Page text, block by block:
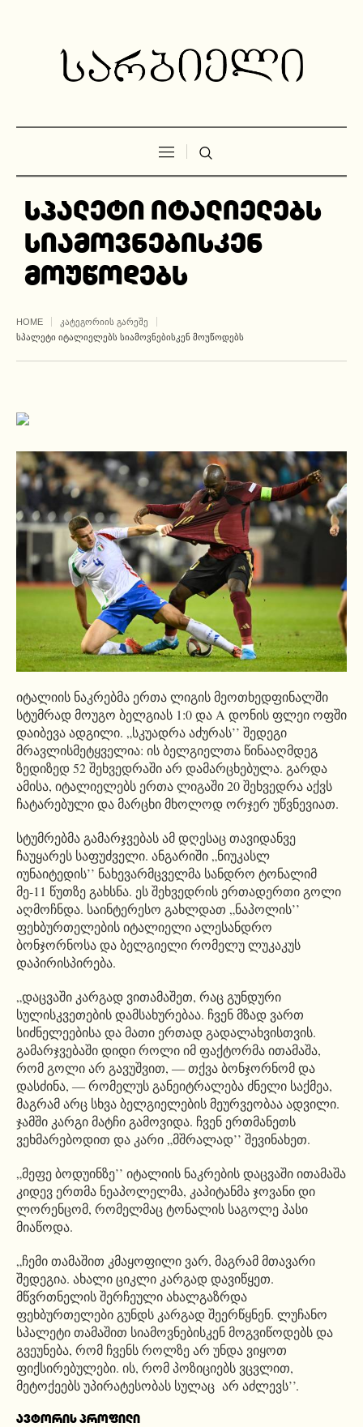
სპალეტი იტალიელებს
სიამოვნებისკენ
მოუწოდებს
HOME
ᲙᲐᲢᲔᲒᲝᲠᲘᲘᲡ ᲒᲐᲠᲔᲨᲔ
ᲡᲞᲐᲚᲔᲢᲘ ᲘᲢᲐᲚᲘᲔᲚᲔᲑᲡ ᲡᲘᲐᲛᲝᲕᲜᲔᲑᲘᲡᲙᲔᲜ ᲛᲝᲣᲬᲝᲓᲔᲑᲡ
იტალიის ნაკრებმა ერთა ლიგის მეოთხედფინალში
სტუმრად მოუგო ბელგიას 1:0 და A დონის ფლეი ოფში
დაიბევა ადგილი. „სკუადრა აძურას’’ შედეგი
მრავლისმეტყველია: ის ბელგიელთა წინააღმდეგ
ზედიზედ 52 შეხვედრაში არ დამარცხებულა. გარდა
ამისა, იტალიელებს ერთა ლიგაში 20 შეხვედრა აქვს
ჩატარებული და მარცხი მხოლოდ ორჯერ უწვნევიათ.
სტუმრებმა გამარჯვებას ამ დღესაც თავიდანვე
ჩაუყარეს საფუძველი. ანგარიში „ნიუკასლ
იუნაიტედის’’ ნახევარმცველმა სანდრო ტონალიმ
მე-11 წუთზე გახსნა. ეს შეხვედრის ერთადერთი გოლი
აღმოჩნდა. საინტერესო გახლდათ „ნაპოლის’’
ფეხბურთელების იტალიელი ალესანდრო
ბონჯორნოსა და ბელგიელი რომელუ ლუკაკუს
დაპირისპირება.
„დაცვაში კარგად ვითამაშეთ, რაც გუნდური
სულისკვეთების დამსახურებაა. ჩვენ მზად ვართ
სიძნელეებისა და მათი ერთად გადალახვისთვის.
გამარჯვებაში დიდი როლი იმ ფაქტორმა ითამაშა,
რომ გოლი არ გავუშვით, ― თქვა ბონჯორნომ და
დასძინა, ― რომელუს განეიტრალება ძნელი საქმეა,
მაგრამ არც სხვა ბელგიელების მეურვეობაა ადვილი.
ჯამში კარგი მატჩი გამოვიდა. ჩვენ ერთმანეთს
ვეხმარებოდით და კარი „მშრალად’’ შევინახეთ.
„მეფე ბოდუინზე’’ იტალიის ნაკრების დაცვაში ითამაშა
კიდევ ერთმა ნეაპოლელმა, კაპიტანმა ჯოვანი დი
ლორენცომ, რომელმაც ტონალის საგოლე პასი
მიაწოდა.
„ჩემი თამაშით კმაყოფილი ვარ, მაგრამ მთავარი
შედეგია. ახალი ციკლი კარგად დავიწყეთ.
მწვრთნელის შერჩეული ახალგაზრდა
ფეხბურთელები გუნდს კარგად შეერწყნენ. ლუჩანო
სპალეტი თამაშით სიამოვნებისკენ მოგვიწოდებს და
გვეუნება, რომ ჩვენს როლზე არ უნდა ვიყოთ
ფიქსირებულები. ის, რომ პოზიციებს ვცვლით,
მეტოქეებს უპირატესობას სულაც არ აძლევს’’.
ავტორის პროფილი